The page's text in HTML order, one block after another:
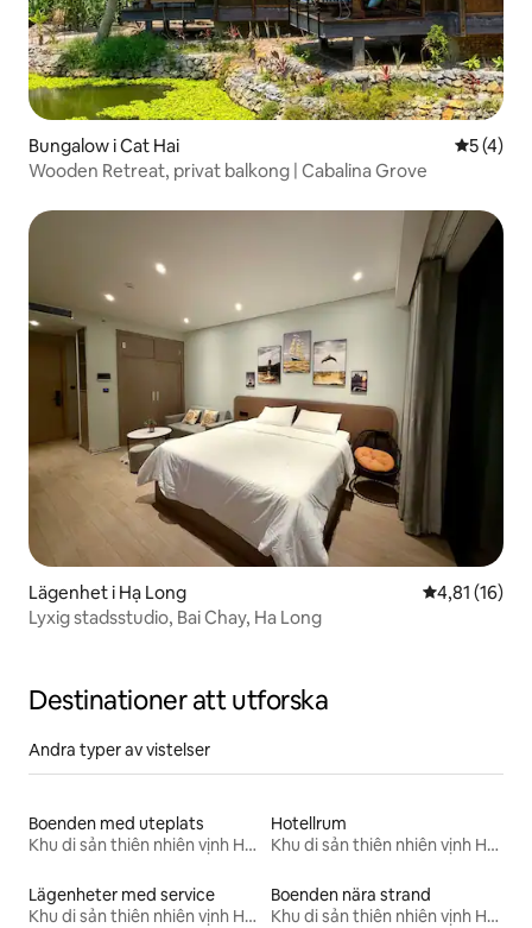
Bungalow i Cat Hai 5 av 5 i
5 (4)
Wooden Retreat, privat balkong | Cabalina Grove
Lägenhet i Hạ Long 4,81 av 5 i
4,81 (16)
Lyxig stadsstudio, Bai Chay, Ha Long
Destinationer att utforska
Andra typer av vistelser
Boenden med uteplats
Khu di sản thiên nhiên vịnh Hạ Long
Hotellrum
Khu di sản thiên nhiên vịnh Hạ Long
Lägenheter med service
Khu di sản thiên nhiên vịnh Hạ Long
Boenden nära strand
Khu di sản thiên nhiên vịnh Hạ Long